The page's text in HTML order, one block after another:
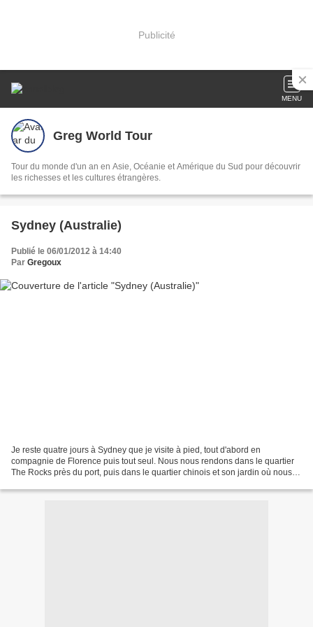
Publicité
MENU
Greg World Tour
Tour du monde d'un an en Asie, Océanie et Amérique du Sud pour découvrir
les richesses et les cultures étrangères.
Sydney (Australie)
Publié le 06/01/2012 à 14:40
Par Gregoux
Je reste quatre jours à Sydney que je visite à pied, tout d'abord en
compagnie de Florence puis tout seul. Nous nous rendons dans le quartier
The Rocks près du port, puis dans le quartier chinois et son jardin où nous